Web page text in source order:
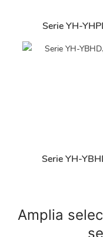
Serie YH-
Serie YH-
Amplia